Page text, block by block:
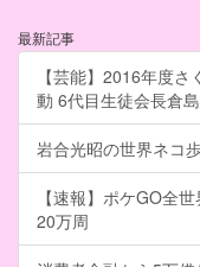
最新記事
【芸能】2016年度
動 6代目生徒会長倉
岩合光昭の世界ネコ
【速報】ポケGO全
20万周